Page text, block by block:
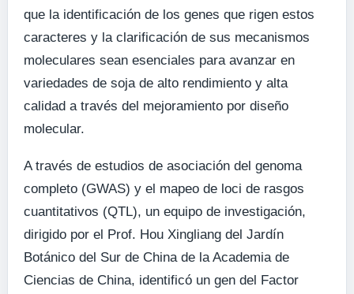
que la identificación de los genes que rigen estos
caracteres y la clarificación de sus mecanismos
moleculares sean esenciales para avanzar en
variedades de soja de alto rendimiento y alta
calidad a través del mejoramiento por diseño
molecular.
A través de estudios de asociación del genoma
completo (GWAS) y el mapeo de loci de rasgos
cuantitativos (QTL), un equipo de investigación,
dirigido por el Prof. Hou Xingliang del Jardín
Botánico del Sur de China de la Academia de
Ciencias de China, identificó un gen del Factor